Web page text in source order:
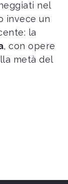
nel
invece un
la
, con opere
metà del